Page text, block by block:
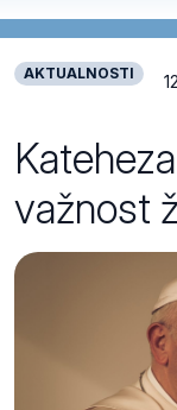
AKTUALNOSTI
važnost